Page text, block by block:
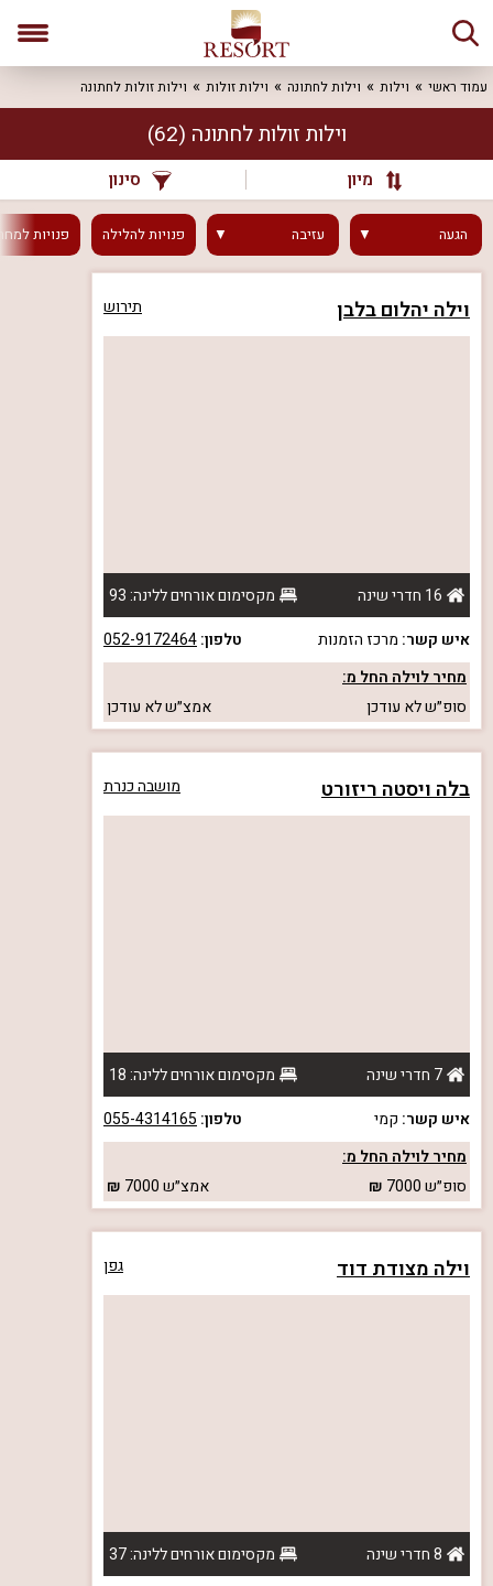
עמוד ראשי וילות וילות לחתונה וילות זולות וילות זולות לחתונה
וילות זולות לחתונה (62)
מיון סינון
הגעה עזיבה פנויותלהלילה פנויות
וילה יהלום בלבן תירוש
16 חדרי שינה
מקסימום אורחים ללינה: 93
איש קשר: מרכז הזמנות טלפון:052-9172464
מחיר לוילה החל מ:
סופ״שלא עודכן אמצ״שלא עודכן
בלה ויסטה ריזורט מושבה כנרת
7 חדרי שינה
מקסימום אורחים ללינה: 18
איש קשר: קמי טלפון: 055-4314165
מחיר לוילה החל מ:
סופ״ש7000 אמצ״ש7000
וילה מצודת דוד גפן
8 חדרי שינה
מקסימום אורחים ללינה: 37